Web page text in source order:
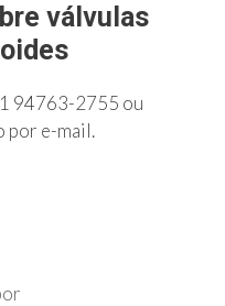
válvulas
94763-2755 ou
por e-mail.